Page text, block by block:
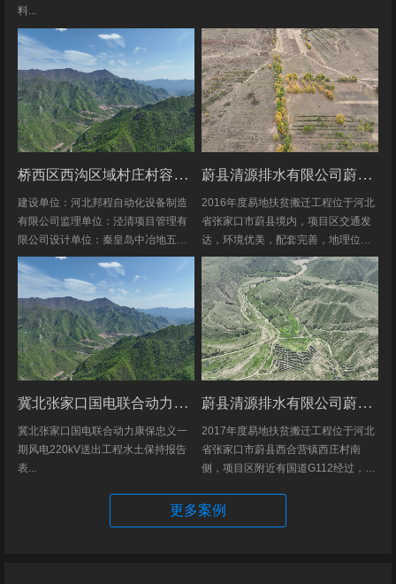
料...
桥西区西沟区域村庄村容村貌改造提升及基础设施建设项目堆料场土地复垦验收资料
建设单位：河北邦程自动化设备制造
有限公司监理单位：泾清项目管理有
限公司设计单位：秦皇岛中冶地五一
五勘测有限公司施工单位：河北康安
劳务派遣有限公司桥西区西沟区域村
庄村容村貌改造提升及基础设施建设
项目堆料...
蔚县清源排水有限公司蔚县2016年度易地扶贫搬迁工程水土保持方案
2016年度易地扶贫搬迁工程位于河北
省张家口市蔚县境内，项目区交通发
达，环境优美，配套完善，地理位置
优越。项目地理位置图见附图1-1。项
目共建12个易地搬迁安置区，分别位
于白草村乡西户庄村、柏树乡柏树...
冀北张家口国电联合动力康保忠义一期风电220kV送出工程水土保持报告表
冀北张家口国电联合动力康保忠义一
期风电220kV送出工程水土保持报告
表...
蔚县清源排水有限公司蔚县2017年度易地扶贫搬迁工程（一期）水土保持方案
2017年度易地扶贫搬迁工程位于河北
省张家口市蔚县西合营镇西庄村南
侧，项目区附近有国道G112经过，交
位置优越。项目地理位置图见附图1。
项目总占地面积14.82hm2,...
更多案例